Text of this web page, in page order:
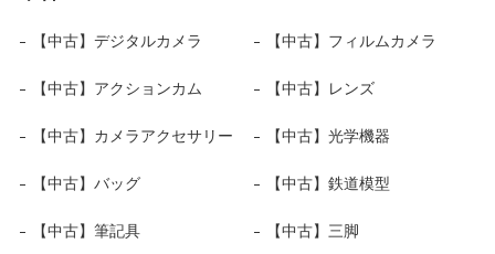
【中古】デジタルカメラ 【中古】フィルムカメラ
【中古】アクションカム 【中古】レンズ
【中古】カメラアクセサリー 【中古】光学機器
【中古】バッグ 【中古】鉄道模型
【中古】筆記具 【中古】三脚